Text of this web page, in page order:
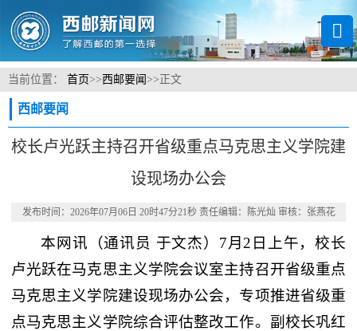
当前位置： 首页>>西邮要闻 >> 正文
西邮要闻
校长卢光跃主持召开省级重点马克思主义学院建
设现场办公会
发布时间：2026年07月06日 20时47分21秒 责任编辑：陈光灿 审核：张燕花
本网讯 （通讯员 于文杰） 7月2日上午，校长
卢光跃在马克思主义学院会议室主持召开省级重点
马克思主义学院建设现场办公会，专项推进省级重
点马克思主义学院综合评估整改工作。副校长巩红